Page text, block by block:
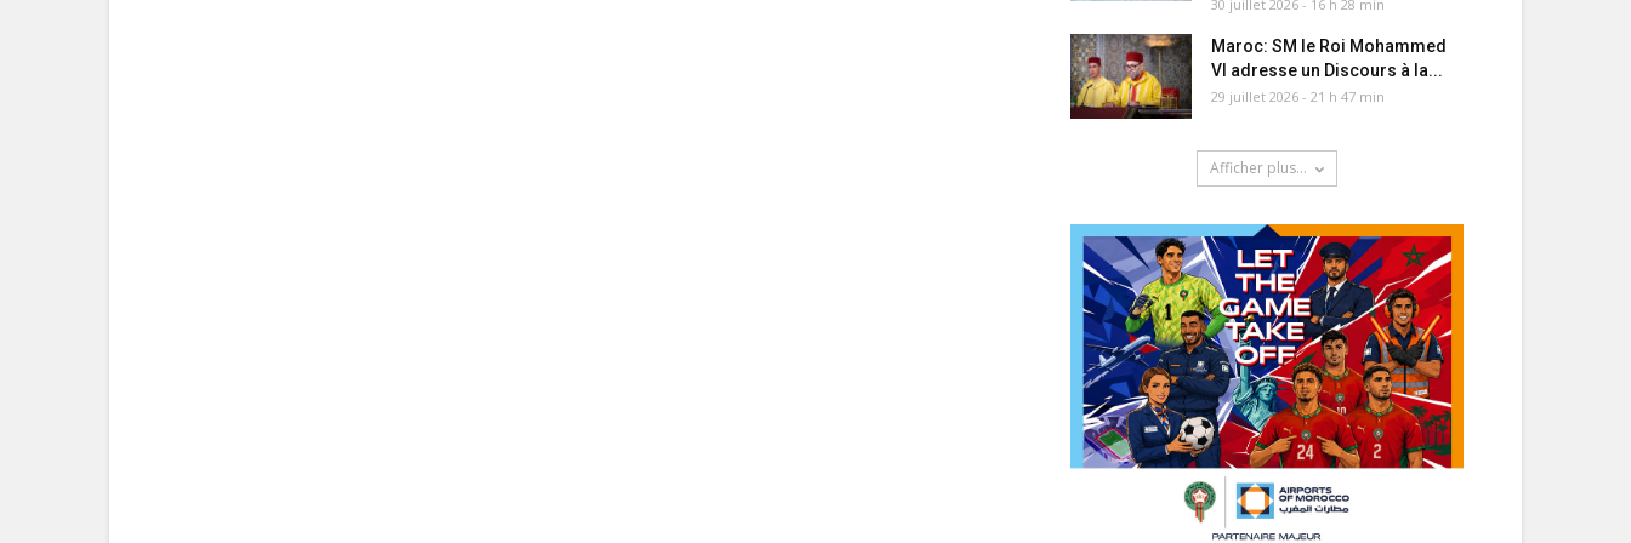
30 juillet 2026 - 16 h 28 min
Maroc: SM le Roi Mohammed
VI adresse un Discours à la...
29 juillet 2026 - 21 h 47 min
Afficher plus...